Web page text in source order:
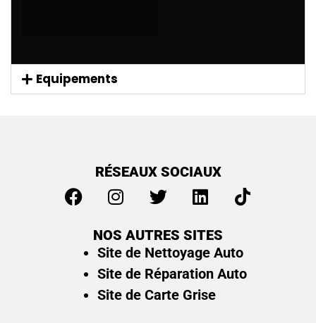
Equipements
RÉSEAUX SOCIAUX
NOS AUTRES SITES
Site de Nettoyage Auto
Site de Réparation Auto
Site de Carte Grise